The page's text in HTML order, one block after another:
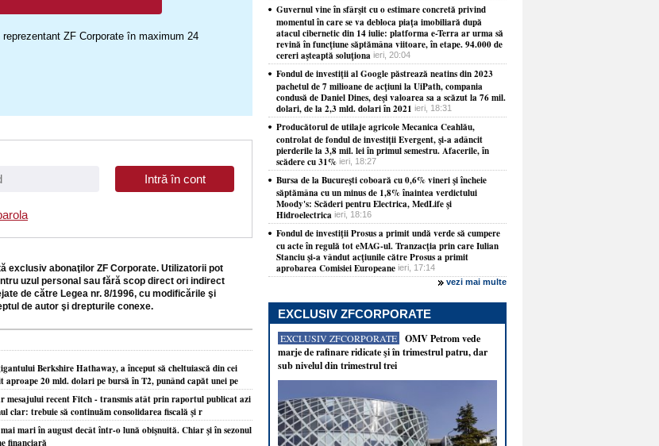
ZF Corporate în maximum 24
abonaţilor ZF Corporate. Utilizatorii pot
uzul personal sau fără scop direct ori indirect
de către Legea nr. 8/1996, cu modificările şi
de autor şi drepturile conexe.
Berkshire Hathaway, a început să cheltuiască din cei
20 mld. dolari pe bursă în T2, punând capăt unei pe
mesajului recent Fitch - transmis atât prin raportul publicat azi
clar: trebuie să continuăm consolidarea fiscală şi r
mari în august decât într-o lună obişnuită. Chiar şi în sezonul
financiară
Guvernul vine în sfârşit cu o estimare concretă privind
momentul în care se va debloca piaţa imobiliară după
atacul cibernetic din 14 iulie: platforma e-Terra ar urma să
revină în funcţiune săptămâna viitoare, în etape. 94.000 de
cereri aşteaptă soluţiona ieri, 20:04
Fondul de investiţii al Google păstrează neatins din 2023
pachetul de 7 milioane de acţiuni la UiPath, compania
condusă de Daniel Dines, deşi valoarea sa a scăzut la 76 mil.
dolari, de la 2,3 mld. dolari în 2021 ieri, 18:31
Producătorul de utilaje agricole Mecanica Ceahlău,
controlat de fondul de investiţii Evergent, şi-a adâncit
pierderile la 3,8 mil. lei în primul semestru. Afacerile, în
scădere cu 31% ieri, 18:27
Bursa de la Bucureşti coboară cu 0,6% vineri şi încheie
săptămâna cu un minus de 1,8% înaintea verdictului
Moody's: Scăderi pentru Electrica, MedLife şi
Hidroelectrica ieri, 18:16
Fondul de investiţii Prosus a primit undă verde să cumpere
cu acte în regulă tot eMAG-ul. Tranzacţia prin care Iulian
Stanciu şi-a vândut acţiunile către Prosus a primit
aprobarea Comisiei Europeane ieri, 17:14
vezi mai multe
EXCLUSIV ZFCORPORATE
EXCLUSIV ZFCORPORATE
OMV Petrom vede
marje de rafinare ridicate şi în trimestrul patru, dar
sub nivelul din trimestrul trei